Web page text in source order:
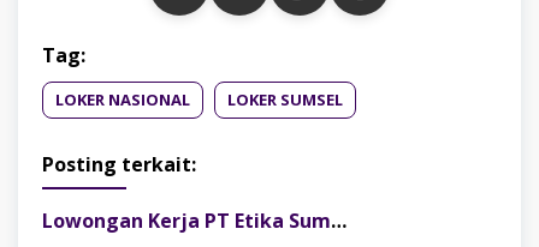
Tag:
LOKER NASIONAL LOKER SUMSEL
Posting terkait:
Lowongan Kerja PT Etika Sumber Alam Posisi Finance & Tax Staff, Fresh Graduate Dipersilakan Melamar